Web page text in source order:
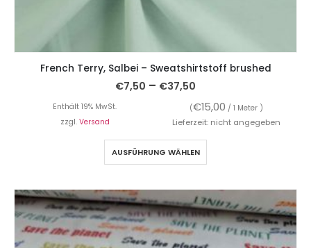
French Terry, Salbei – Sweatshirtstoff brushed
€7,50 – €37,50
Enthält 19% MwSt. (€15,00 / 1 Meter )
zzgl. Versand Lieferzeit: nicht angegeben
AUSFÜHRUNG WÄHLEN